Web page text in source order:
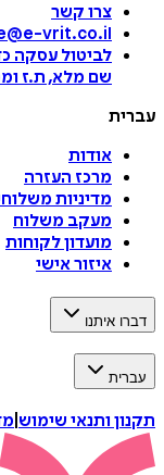
צרו קשר
vrit.co.il
לביטול עסקה
שם מלא, ת.ז
עברית
אודות
מרכז העזרה
מדיניות
מעקב משלוח
מועדון לקוחות
איזור אישי
דברו איתנו
עברית
תקנון ותנאי שימוש